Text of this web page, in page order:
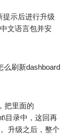
提示后进行升级
文语言包并安
么刷新dashboard
把里面的
目录中，这回再
升级之后，整个